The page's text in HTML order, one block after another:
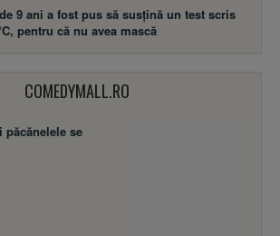
9 ani a fost pus să susţină un test scris
pentru că nu avea mască
COMEDYMALL.RO
se